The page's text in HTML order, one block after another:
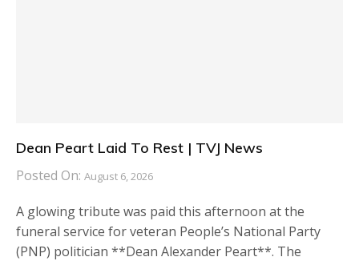
Dean Peart Laid To Rest | TVJ News
Posted On: August 6, 2026
A glowing tribute was paid this afternoon at the
funeral service for veteran People’s National Party
(PNP) politician **Dean Alexander Peart**. The